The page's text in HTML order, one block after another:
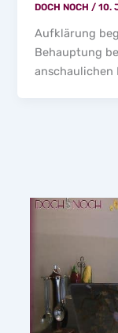
DOCH NOCH/10.
Aufklärung
Behauptung
anschaulichen